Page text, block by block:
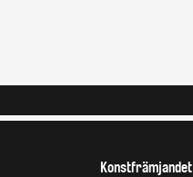
Konstfrämjandet